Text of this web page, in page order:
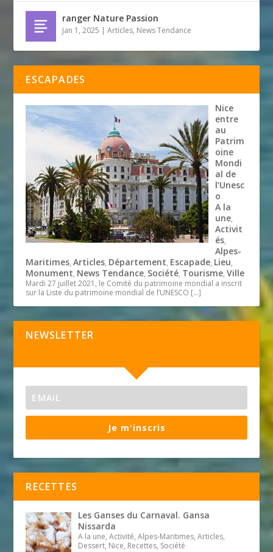
ranger Nature Passion
Jan 1, 2025 |Articles, News Tendance
ESCAPADES
Nice
entre
au
Patrim
oine
Mondi
al de
l’Unesc
o
A la
une,
Activit
és,
Alpes-
Maritimes,Articles, Département, Escapade, Lieu,
Monument, News Tendance, Société, Tourisme,Ville
Mardi 27 juillet 2021, le Comité du patrimoine mondial a inscrit
sur la Liste du patrimoine mondial de l’UNESCO […]
NEWSLETTER
Je m'inscris
RECETTES
Les Ganses du Carnaval. Gansa
Nissarda
A la une, Activité, Alpes-Maritimes, Articles,
Dessert, Nice, Recettes, Société